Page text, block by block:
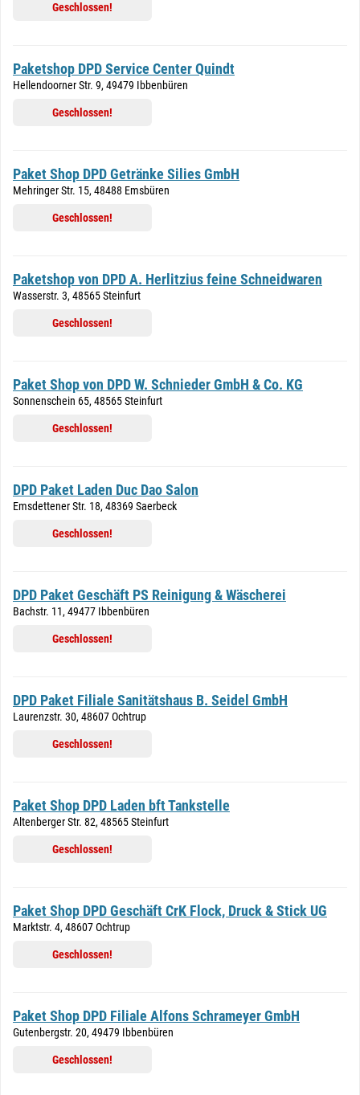
Geschlossen!
Paketshop DPD Service Center Quindt
Hellendoorner Str. 9, 49479 Ibbenbüren
Geschlossen!
Paket Shop DPD Getränke Silies GmbH
Mehringer Str. 15, 48488 Emsbüren
Geschlossen!
Paketshop von DPD A. Herlitzius feine Schneidwaren
Wasserstr. 3, 48565 Steinfurt
Geschlossen!
Paket Shop von DPD W. Schnieder GmbH & Co. KG
Sonnenschein 65, 48565 Steinfurt
Geschlossen!
DPD Paket Laden Duc Dao Salon
Emsdettener Str. 18, 48369 Saerbeck
Geschlossen!
DPD Paket Geschäft PS Reinigung & Wäscherei
Bachstr. 11, 49477 Ibbenbüren
Geschlossen!
DPD Paket Filiale Sanitätshaus B. Seidel GmbH
Laurenzstr. 30, 48607 Ochtrup
Geschlossen!
Paket Shop DPD Laden bft Tankstelle
Altenberger Str. 82, 48565 Steinfurt
Geschlossen!
Paket Shop DPD Geschäft CrK Flock, Druck & Stick UG
Marktstr. 4, 48607 Ochtrup
Geschlossen!
Paket Shop DPD Filiale Alfons Schrameyer GmbH
Gutenbergstr. 20, 49479 Ibbenbüren
Geschlossen!